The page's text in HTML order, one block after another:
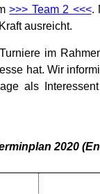
>>> Team 2 <<<.
ausreicht.
im
hat. Wir
als
2020